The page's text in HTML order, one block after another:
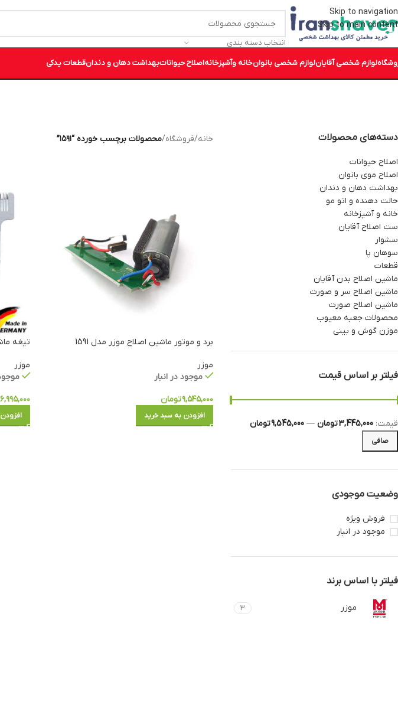
Skip to navigation
Skip to main content
انتخاب دسته بندی
لوازم شخصی آقایانلوازم شخصی بانوانخانه وآشپزخانهاصلاح حیواناتبهداشت دهان و دندانقطعات یدکی
دسته‌های محصولات
اصلاح حیوانات
اصلاح موی بانوان
بهداشت دهان و دندان
حالت دهنده و اتو مو
خانه و آشپزخانه
ست اصلاح آقایان
سشوار
سوهان پا
قطعات
ماشین اصلاح بدن آقایان
ماشین اصلاح سر و صورت
ماشین اصلاح صورت
محصولات جعبه معیوب
موزن گوش و بینی
فیلتر بر اساس قیمت
صافی
قيمت: 3,445,000 تومان — 9,545,000 تومان
وضعیت موجودی
فروش ویژه
موجود در انبار
فیلتر با اساس برند
موزر 3
خانه/فروشگاه/محصولات برچسب خورده “۱۵۹۱”
برد و موتور ماشین اصلاح موزر مدل 1591
موزر
موجود در انبار
۹,۵۴۵,۰۰۰تومان
افزودن به سبد خرید
تیغه ماشین
موزر
۶,۹۹۵,۰۰۰